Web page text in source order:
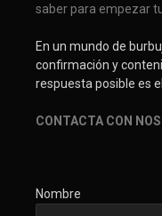
saber para empezar
En un mundo de
confirmación y
respuesta posible es
CONTACTA CON
Nombre